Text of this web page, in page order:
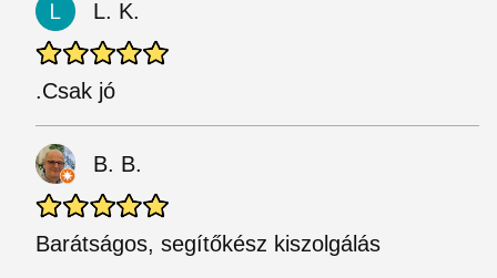
L. K.
.Csak jó
B. B.
Barátságos, segítőkész kiszolgálás